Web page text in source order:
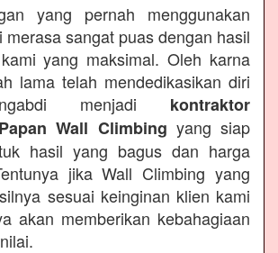
yang pernah menggunakan
merasa sangat puas dengan hasil
yang maksimal. Oleh karna
lama telah mendedikasikan diri
menjadi kontraktor
Wall Climbing yang siap
hasil yang bagus dan harga
jika Wall Climbing yang
sesuai keinginan klien kami
akan memberikan kebahagiaan